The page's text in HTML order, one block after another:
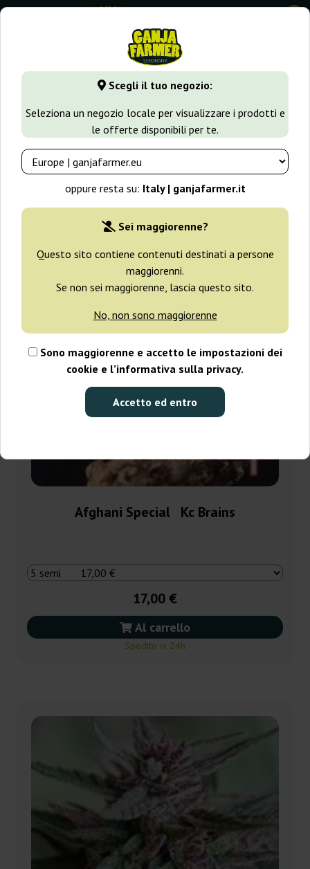
Scegli il tuo negozio:
Seleziona un negozio locale per visualizzare i prodotti e
le offerte disponibili per te.
oppure resta su: Italy | ganjafarmer.it
Sei maggiorenne?
Questo sito contiene contenuti destinati a persone
maggiorenni.
Se non sei maggiorenne, lascia questo sito.
No, non sono maggiorenne
Sono maggiorenne e accetto le impostazioni dei
cookie e l’informativa sulla privacy.
Accetto ed entro
0
GanjaFarmer.it Seedbank Kc Brains
Semi Kc Brains
Filtri Ordinamento
Afghani Special Kc Brains
17,00 €
Al carrello
Spedito in 24h